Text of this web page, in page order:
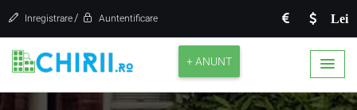
Lei
Inregistrare / Auntentificare
+ ANUNT